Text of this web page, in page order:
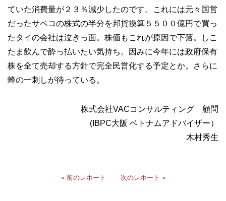
ていた消費量が２３％減少したのです。これには元々国営
だったサベコの株式の半分を邦貨換算５５００億円で買っ
たタイの会社は泣きっ面。株価もこれが原因で下落。しこ
たま飲んで酔っ払いたい気持ち。因みに今年には政府保有
株を全て売却する方針で完全民営化する予定とか。さらに
蜂の一刺しが待っている。
株式会社VACコンサルティング 顧問
(IBPC大阪 ベトナムアドバイザー）
木村秀生
« 前のレポート 次のレポート »